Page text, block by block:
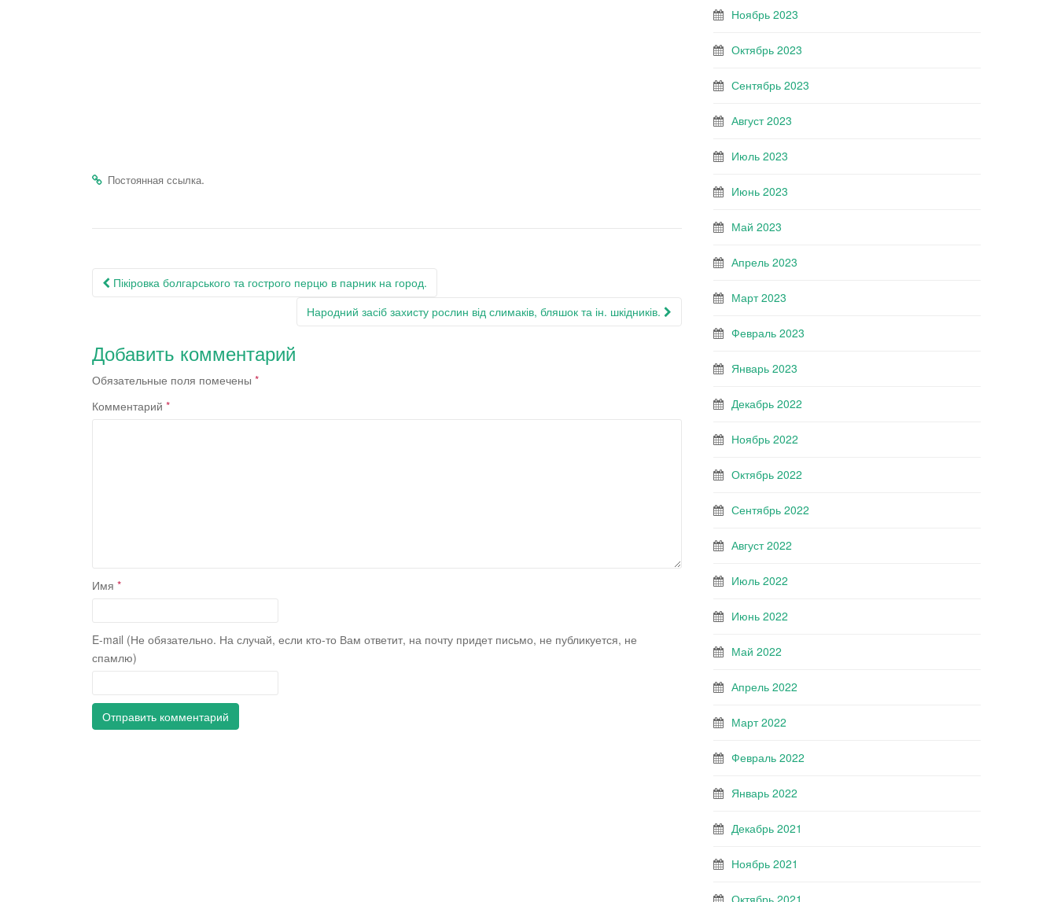
Постоянная ссылка.
Навигация
Пікіровка болгарського та гострого перцю в парник на город.
Народний засіб захисту рослин від слимаків, бляшок та ін. шкідників.
Добавить комментарий
Обязательные поля помечены *
Комментарий *
Имя *
E-mail (Не обязательно. На случай, если кто-то Вам ответит, на почту придет письмо, не публикуется, не
спамлю)
Ноябрь 2023
Октябрь 2023
Сентябрь 2023
Август 2023
Июль 2023
Июнь 2023
Май 2023
Апрель 2023
Март 2023
Февраль 2023
Январь 2023
Декабрь 2022
Ноябрь 2022
Октябрь 2022
Сентябрь 2022
Август 2022
Июль 2022
Июнь 2022
Май 2022
Апрель 2022
Март 2022
Февраль 2022
Январь 2022
Декабрь 2021
Ноябрь 2021
Октябрь 2021